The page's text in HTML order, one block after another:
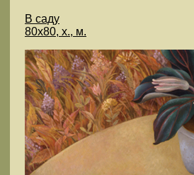
В саду
80х80, х., м.